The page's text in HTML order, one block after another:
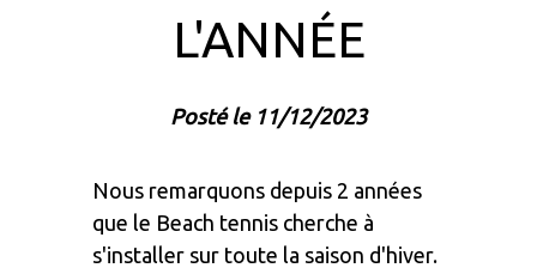
L'ANNÉE
Posté le 11/12/2023
Nous remarquons depuis 2 années
que le Beach tennis cherche à
s'installer sur toute la saison d'hiver.